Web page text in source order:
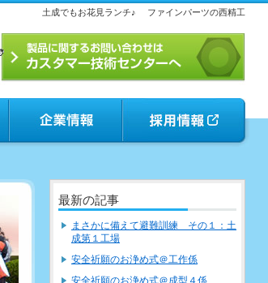
土成でもお花見ランチ♪ ファインパーツの西精工
最新の記事
まさかに備えて避難訓練 その１：土
成第１工場
安全祈願のお浄め式＠工作係
安全祈願のお浄め式＠成型４係